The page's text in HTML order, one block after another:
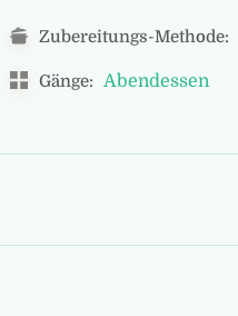
Zubereitungs-Methode:
Gänge: Abendessen